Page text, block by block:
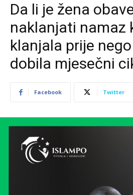
Da li je žena
naklanjati namaz
klanjala prije
dobila mjesečni
Facebook Twitter